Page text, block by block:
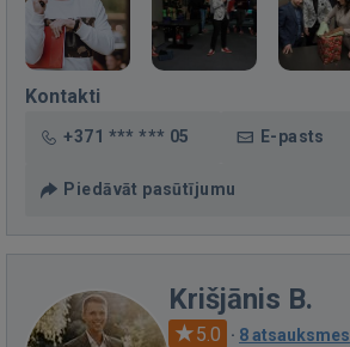
Kontakti
+371 *** *** 05 E-pasts
Piedāvāt pasūtījumu
Krišjānis B.
5.0 · 8 atsauksmes